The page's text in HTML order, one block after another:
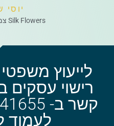
יוסי
Silk Flowers צמחיה מלאכותית
לייעוץ
רישוי עסקים
לעמוד